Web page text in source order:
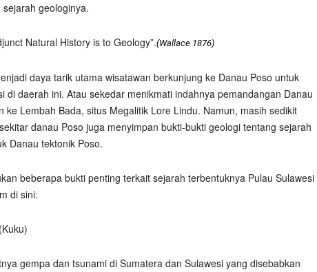
geologinya.
Natural History is to Geology”.(Wallace 1876)
daya tarik utama wisatawan berkunjung ke Danau Poso untuk
di daerah ini. Atau sekedar menikmati indahnya pemandangan Danau
ke Lembah Bada, situs Megalitik Lore Lindu. Namun, masih sedikit
danau Poso juga menyimpan bukti-bukti geologi tentang sejarah
Danau tektonik Poso.
beberapa bukti penting terkait sejarah terbentuknya Pulau Sulawesi
di sini:
(Kuku)
gempa dan tsunami di Sumatera dan Sulawesi yang disebabkan